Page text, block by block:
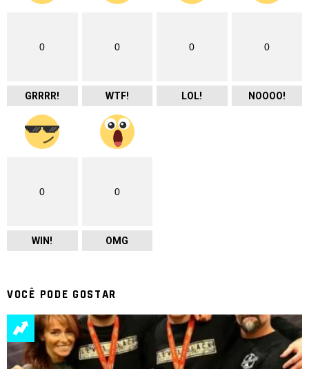
0
GRRRR!
0
WTF!
0
LOL!
0
NOOOO!
0
WIN!
0
OMG
VOCÊ PODE GOSTAR